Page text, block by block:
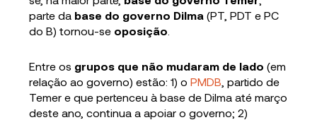
parte da base do governo Dilma (PT, PDT e PC
do B) tornou-se oposição
Entre os grupos que não mudaram de lado(em
relação ao governo) estão: 1) oPMDB , partido de
Temer e que pertenceu à base de Dilma até março
deste ano, continua a apoiar o governo; 2)